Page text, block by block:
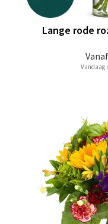
Vanaf
Lange rode
Vandaag